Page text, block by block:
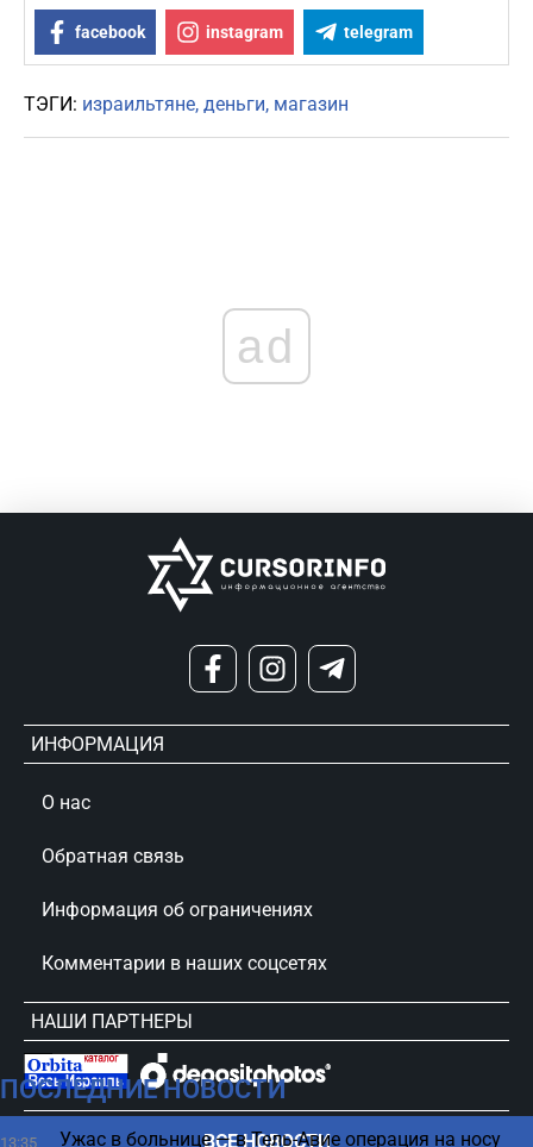
facebook instagram telegram
ТЭГИ: израильтяне деньги магазин
ПОСЛЕДНИЕ НОВОСТИ
13:35 Ужас в больнице — в Тель-Авие операция на носу
ВСЕ НОВОСТИ
ad
ИНФОРМАЦИЯ
О нас
Обратная связь
Информация об ограничениях
Комментарии в наших соцсетях
НАШИ ПАРТНЕРЫ
сursorinfo.co.il © Все права защищены